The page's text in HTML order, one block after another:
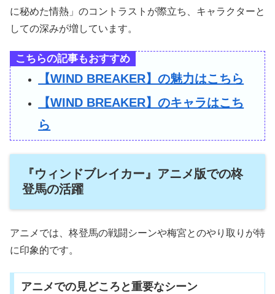
に秘めた情熱」のコントラストが際立ち、キャラクターと
しての深みが増しています。
こちらの記事もおすすめ
【WIND BREAKER】の魅力はこちら
【WIND BREAKER】のキャラはこち
ら
『ウィンドブレイカー』アニメ版での柊
登馬の活躍
アニメでは、柊登馬の戦闘シーンや梅宮とのやり取りが特
に印象的です。
アニメでの見どころと重要なシーン